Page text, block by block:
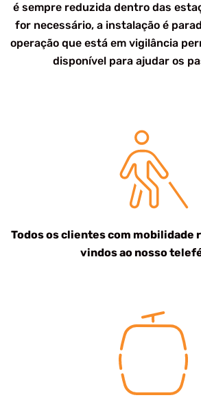
é sempre reduzida dentro das
for necessário, a instalação é
operação que está em vigilância
disponível para ajudar os
Todos os clientes com mobilidade
vindos ao nosso